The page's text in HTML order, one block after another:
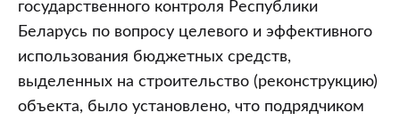
государственного контроля Республики
Беларусь по вопросу целевого и эффективного
использования бюджетных средств,
выделенных на строительство (реконструкцию)
объекта, было установлено, что подрядчиком